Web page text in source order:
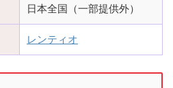
日本全国（一部提供外）
レンティオ